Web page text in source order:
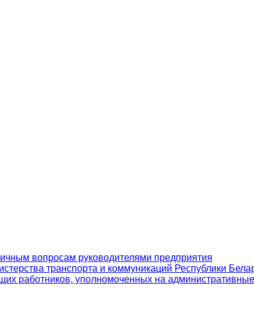
вопросам руководителями предприятия
транспорта и коммуникаций Республики
работников, уполномоченных на